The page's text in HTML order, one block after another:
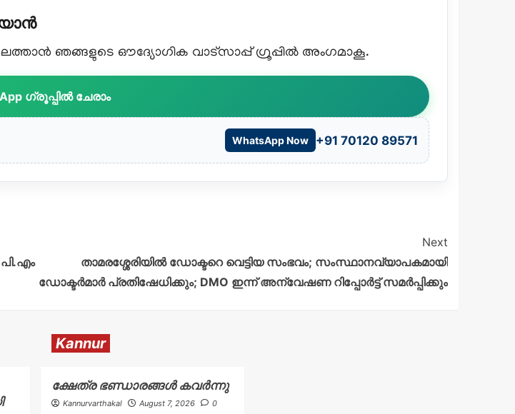
ഞങ്ങളുടെ ഔദ്യോഗിക വാട്സാപ്പ് ഗ്രൂപ്പിൽ അംഗമാകൂ.
ഗ്രൂപ്പിൽ ചേരാം
WhatsApp Now +91 70120 89571
Next
താമരശ്ശേരിയിൽ ഡോക്ടറെ വെട്ടിയ സംഭവം; സംസ്ഥാനവ്യാപകമായി
ഡോക്ടർമാർ പ്രതിഷേധിക്കും; DMO ഇന്ന് അന്വേഷണ റിപ്പോർട്ട് സമർപ്പിക്കും
Kannur
ക്ഷേത്ര ഭണ്ഡാരങ്ങൾ കവർന്നു
Kannurvarthakal August 7, 2026 0